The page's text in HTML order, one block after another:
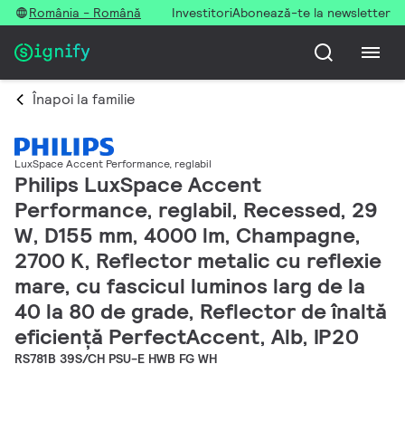
România - Română InvestitoriAbonează-te la newsletter
Înapoi la familie
LuxSpace Accent Performance, reglabil
Philips LuxSpace Accent
Performance, reglabil, Recessed, 29
W, D155 mm, 4000 lm, Champagne,
2700 K, Reflector metalic cu reflexie
mare, cu fascicul luminos larg de la
40 la 80 de grade, Reflector de înaltă
eficiență PerfectAccent, Alb, IP20
RS781B 39S/CH PSU-E HWB FG WH